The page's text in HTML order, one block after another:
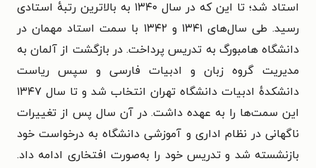
استاد شد؛ تا این که در سال ۱۳۴۰ به بالاترین رتبهٔ استادی
رسید. طی سال‌های ۱۳۴۱ و ۱۳۴۲ با سمت استاد مهمان در
دانشگاه هامبورگ به تدریس پرداخت. در بازگشت از آلمان به
مدیریت گروه زبان و ادبیات فارسی و سپس ریاست
دانشکدهٔ ادبیات دانشگاه تهران انتخاب شد و تا سال ۱۳۴۷
این سمت‌ها را به عهده داشت. در آن سال پس از تغییرات
ناگهانی در نظام اداری و آموزشی دانشگاه به درخواست خود
بازنشسته شد و تدریس خود را به‌صورت افتخاری ادامه داد.